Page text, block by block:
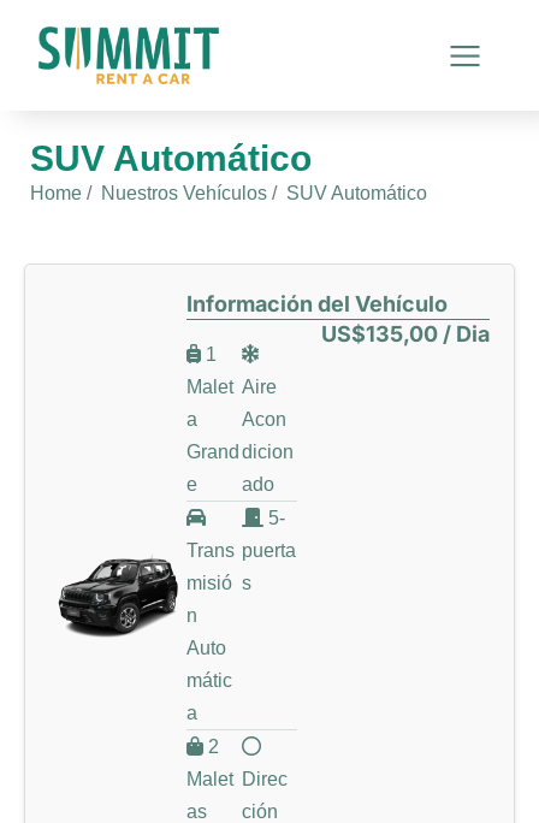
SUV Automático
You are here:
Home Nuestros Vehículos SUV Automático
Información del Vehículo
US$135,00 / Dia
1
Malet
a
Grand
e
Aire
Acon
dicion
ado
Trans
misió
n
Auto
mátic
a
5-
puerta
s
2
Malet
as
Direc
ción